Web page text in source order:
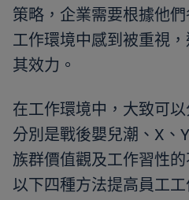
策略，企業需要根據他
工作環境中感到被重視
其效力。
在工作環境中，大致可
分別是戰後嬰兒潮、X、
族群價值觀及工作習性
以下四種方法提高員工